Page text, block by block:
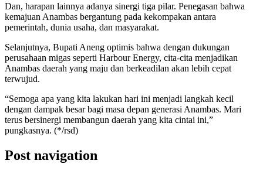
Dan, harapan lainnya adanya sinergi tiga pilar. Penegasan bahwa
kemajuan Anambas bergantung pada kekompakan antara
pemerintah, dunia usaha, dan masyarakat.
Selanjutnya, Bupati Aneng optimis bahwa dengan dukungan
perusahaan migas seperti Harbour Energy, cita-cita menjadikan
Anambas daerah yang maju dan berkeadilan akan lebih cepat
terwujud.
“Semoga apa yang kita lakukan hari ini menjadi langkah kecil
dengan dampak besar bagi masa depan generasi Anambas. Mari
terus bersinergi membangun daerah yang kita cintai ini,”
pungkasnya. (*/rsd)
Post navigation